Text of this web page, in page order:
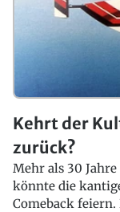
Kehrt der
zurück?
Mehr als 30
könnte die
Comeback feiern.